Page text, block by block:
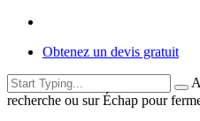
Obtenez un devis gratuit
recherche ou sur Échap pour